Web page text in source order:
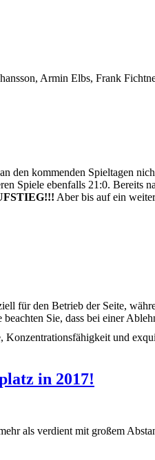
Armin Elbs, Frank
den kommenden Spieltagen
Spiele ebenfalls 21:0. Bereits
Aber bis auf ein
und
in 2017!
als verdient mit großem
für den Betrieb der Seite,
Sie, dass bei einer